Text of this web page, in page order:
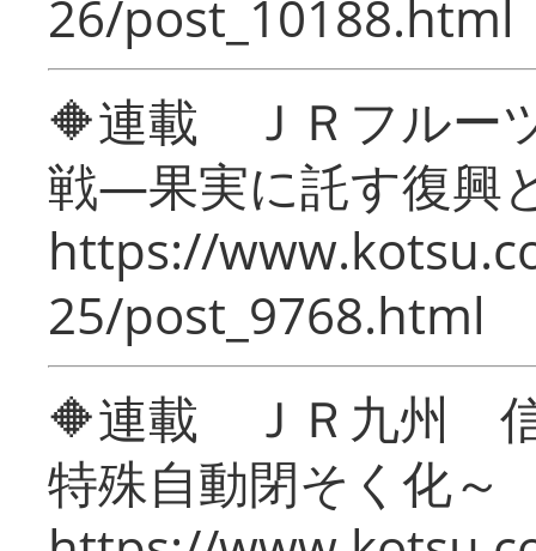
26/post_10188.html
🔶連載 ＪＲフルー
戦―果実に託す復興
https://
25/post_9768.html
🔶連載 ＪＲ九州 信
特殊自動閉そく化～